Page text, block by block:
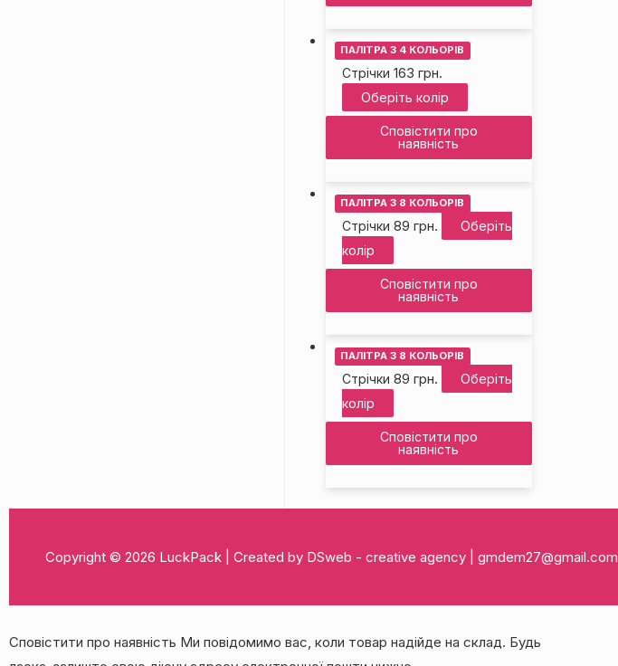
ПАЛІТРА З 4 КОЛЬОРІВ
Стрічки 163 грн.
Оберіть колір
Сповістити про
наявність
ПАЛІТРА З 8 КОЛЬОРІВ
Стрічки 89 грн.
Оберіть
колір
Сповістити про
наявність
ПАЛІТРА З 8 КОЛЬОРІВ
Стрічки 89 грн.
Оберіть
колір
Сповістити про
наявність
Copyright © 2026 LuckPack | Created by DSweb - creative agency | gmdem27@gmail.com
Сповістити про наявність Ми повідомимо вас, коли товар надійде на склад. Будь